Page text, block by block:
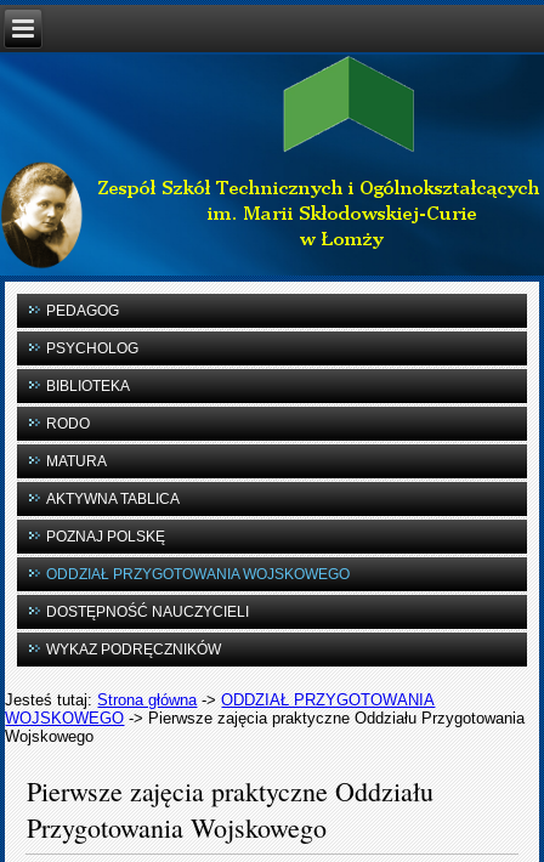
PEDAGOG
PSYCHOLOG
BIBLIOTEKA
RODO
MATURA
AKTYWNA TABLICA
POZNAJ POLSKĘ
ODDZIAŁ PRZYGOTOWANIA WOJSKOWEGO
DOSTĘPNOŚĆ NAUCZYCIELI
WYKAZ PODRĘCZNIKÓW
Jesteś tutaj:Strona główna ->ODDZIAŁ PRZYGOTOWANIA
WOJSKOWEGO -> Pierwsze zajęcia praktyczne Oddziału Przygotowania
Wojskowego
Pierwsze zajęcia praktyczne Oddziału
Przygotowania Wojskowego